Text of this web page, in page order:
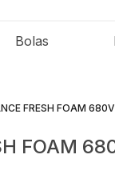
Bolas
FRESH FOAM
FOAM